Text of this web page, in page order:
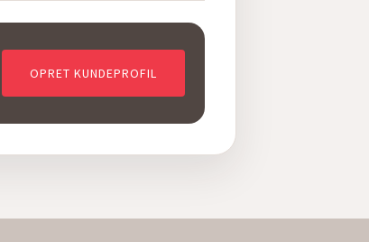
OPRET KUNDEPROFIL